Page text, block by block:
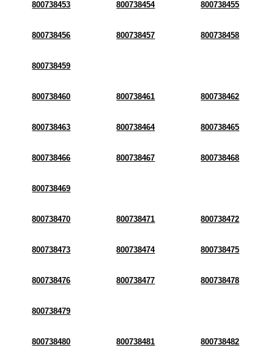
800738453 800738454 800738455
800738456 800738457 800738458
800738459
800738460 800738461 800738462
800738463 800738464 800738465
800738466 800738467 800738468
800738469
800738470 800738471 800738472
800738473 800738474 800738475
800738476 800738477 800738478
800738479
800738480 800738481 800738482